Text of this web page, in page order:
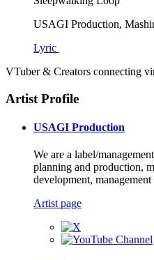
USAGI Production,
Lyric
VTuber & Creators connecting
Artist Profile
USAGI Production
We are a label/
planning and production,
development,
Artist page